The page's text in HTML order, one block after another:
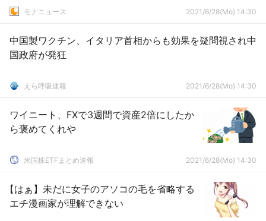
モナニュース 2021/6/28(Mo) 14:30
中国製ワクチン、イタリア首相からも効果を疑問視され中
国政府が発狂
えら呼吸速報 2021/6/28(Mo) 14:30
ワイニート、FXで3週間で資産2倍にしたか
ら褒めてくれや
米国株ETFまとめ速報 2021/6/28(Mo) 14:30
【はぁ】未だに女子のアソコの毛を省略する
エチ漫画家が理解できない